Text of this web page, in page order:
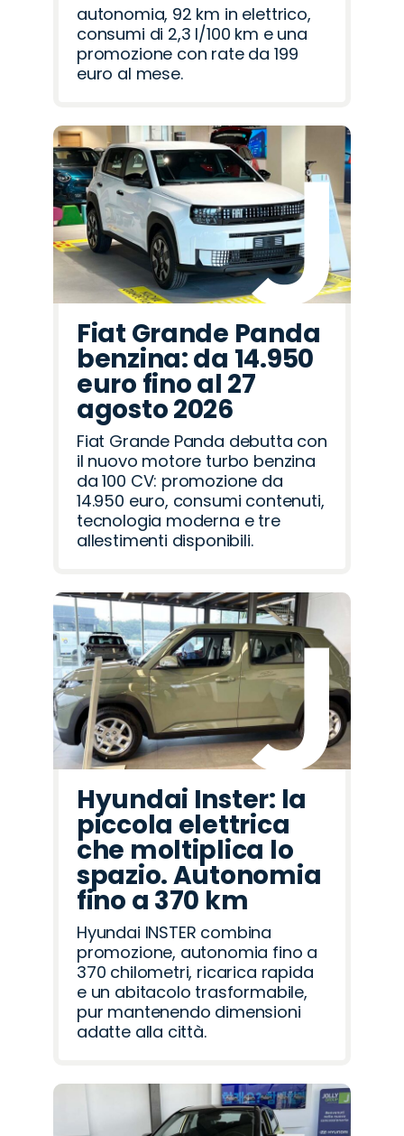
autonomia, 92 km in elettrico,
consumi di 2,3 l/100 km e una
promozione con rate da 199
euro al mese.
Fiat Grande Panda
benzina: da 14.950
euro fino al 27
agosto 2026
Fiat Grande Panda debutta con
il nuovo motore turbo benzina
da 100 CV: promozione da
14.950 euro, consumi contenuti,
tecnologia moderna e tre
allestimenti disponibili.
Hyundai Inster: la
piccola elettrica
che moltiplica lo
spazio. Autonomia
fino a 370 km
Hyundai INSTER combina
promozione, autonomia fino a
370 chilometri, ricarica rapida
e un abitacolo trasformabile,
pur mantenendo dimensioni
adatte alla città.